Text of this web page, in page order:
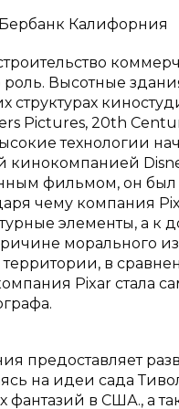
Калифорния
Высотные
структурах
Pictures, 20th
технологии
фильмом, он был
чему компания
элементы, а к
морального
в
Pixar стала
предоставляет
на идеи сада
в США., а